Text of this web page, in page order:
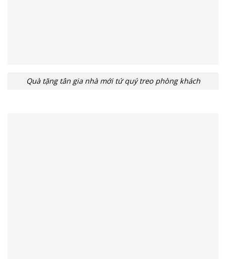
Quà tặng tân gia nhà mới tứ quý treo phòng khách